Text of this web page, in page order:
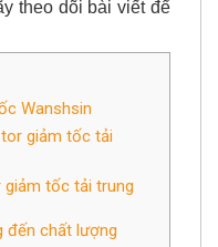
tải trung có thông số
theo dõi bài viết để
Wanshsin
giảm tốc tải
tốc tải trung